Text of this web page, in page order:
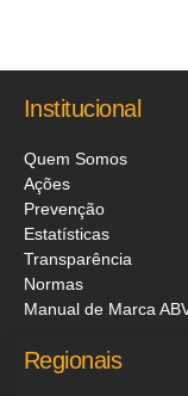
Institucional
Quem Somos
Ações
Prevenção
Estatísticas
Transparência
Normas
Manual de Marca
Regionais